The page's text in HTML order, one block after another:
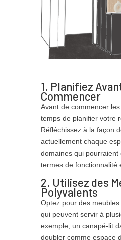
1. Planifiez
Commencer
Avant de commencer
temps de planifier votre
Réfléchissez à la façon
actuellement chaque
domaines qui pourraient
termes de fonctionnalité
2. Utilisez des
Polyvalents
Optez pour des
qui peuvent servir à
exemple, un canapé-lit
doubler comme espace